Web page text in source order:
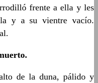
frente a ella y les
y a su vientre vacío.
de la duna, pálido y